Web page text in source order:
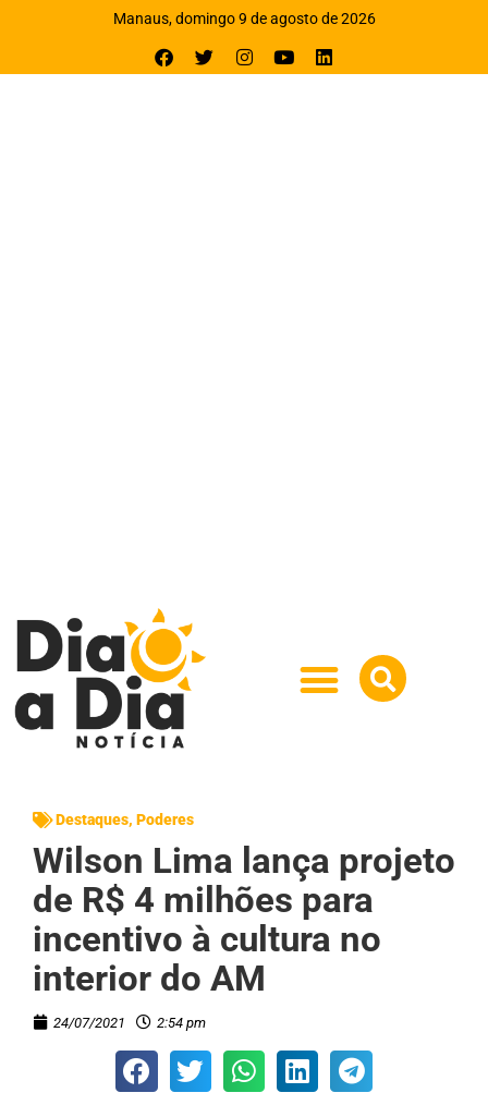
Manaus, domingo 9 de agosto de 2026
Destaques, Poderes
Wilson Lima lança projeto
de R$ 4 milhões para
incentivo à cultura no
interior do AM
24/07/2021 2:54 pm